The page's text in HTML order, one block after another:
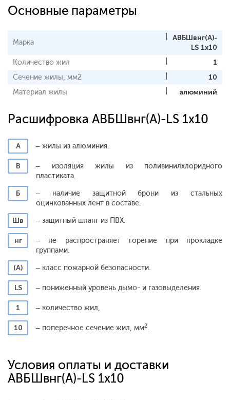
Основные параметры
Марка
АВБШвнг(A)-
LS 1x10
Количество жил
1
Сечение жилы, мм2
10
Материал жилы
алюминий
Расшифровка АВБШвнг(A)-LS 1x10
А – жилы из алюминия.
В
– изоляция жилы из поливинилхлоридного
пластиката.
Б
– наличие защитной брони из стальных
оцинкованных лент в составе.
Шв
– защитный шланг из ПВХ.
нг
– не распространяет горение при прокладке
группами.
(А)
– класс пожарной безопасности.
LS – пониженный уровень дымо- и газовыделения.
1 – количество жил,
10 – поперечное сечение жил, мм2.
Условия оплаты и доставки
АВБШвнг(A)-LS 1x10